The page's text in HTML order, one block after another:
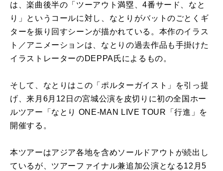
は、楽曲後半の「ツーアウト満塁、4番サード、なと
り」というコールに対し、なとりがバットのごとくギ
ターを振り回すシーンが描かれている。本作のイラス
ト／アニメーションは、なとりの過去作品も手掛けた
イラストレーターのDEPPA氏によるもの。
そして、なとりはこの「ポルターガイスト」を引っ提
げ、来月6月12日の宮城公演を皮切りに初の全国ホー
ルツアー「なとり ONE-MAN LIVE TOUR「行進」を
開催する。
本ツアーはアジア各地を含めソールドアウトが続出し
ているが、ツアーファイナル兼追加公演となる12月5